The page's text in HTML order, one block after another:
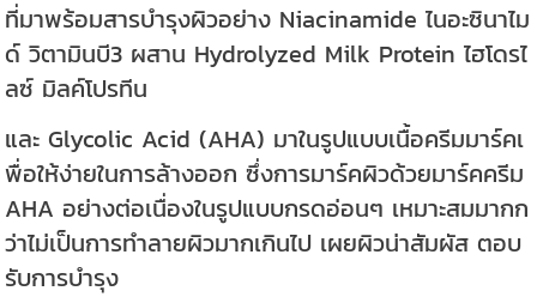
ที่มาพร้อมสารบำรุงผิวอย่าง Niacinamide ไนอะซินาไม
ด์ วิตามินบี3 ผสาน Hydrolyzed Milk Protein ไฮโดรไ
ลซ์ มิลค์โปรทีน
และ Glycolic Acid (AHA) มาในรูปแบบเนื้อครีมมาร์คเ
พื่อให้ง่ายในการล้างออก ซึ่งการมาร์คผิวด้วยมาร์คครีม
AHA อย่างต่อเนื่องในรูปแบบกรดอ่อนๆ เหมาะสมมากก
ว่าไม่เป็นการทำลายผิวมากเกินไป เผยผิวน่าสัมผัส ตอบ
รับการบำรุง